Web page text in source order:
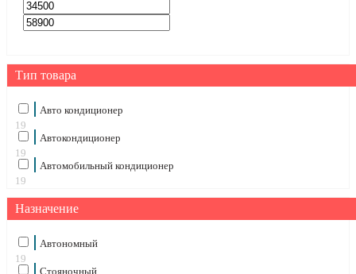
Тип товара
Авто кондиционер
19
Автокондиционер
19
Автомобильный кондиционер
19
Назначение
Автономный
19
Стояночный